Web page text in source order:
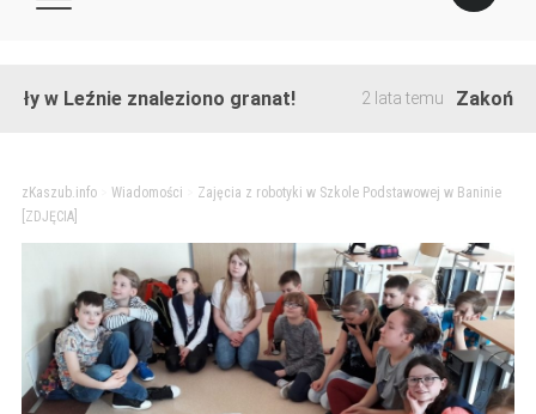
znaleziono granat! 2 lata temu Zakończono
zKaszub.info> Wiadomości
Zajęcia z robotyki w Szkole Podstawowej w Baninie
[ZDJĘCIA]